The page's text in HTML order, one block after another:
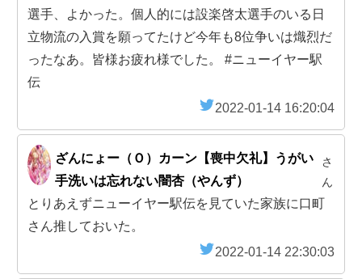
選手、よかった。個人的には設楽啓太選手のいる日
立物流の入賞を願ってたけど今年も8位争いは熾烈だ
ったなあ。皆様お疲れ様でした。 #ニューイヤー駅
伝
2022-01-14 16:20:04
ざんにょー（Ｏ）カーン【喪中欠礼】うがい
手洗いは忘れない闇杏（やんず）
さ
ん
とりあえずニューイヤー駅伝を見ていた家族に口町
さん推しておいた。
2022-01-14 22:30:03